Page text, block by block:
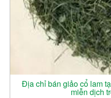
Địa chỉ bán giảo cổ lam
miễn dịch